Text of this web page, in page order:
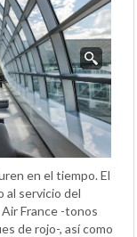
en el tiempo. El
al servicio del
France -tonos
de rojo-, así como